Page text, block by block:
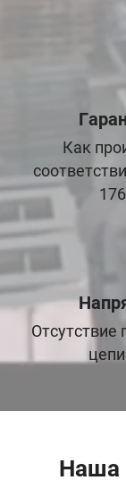
Как
Отсутствие
Наша